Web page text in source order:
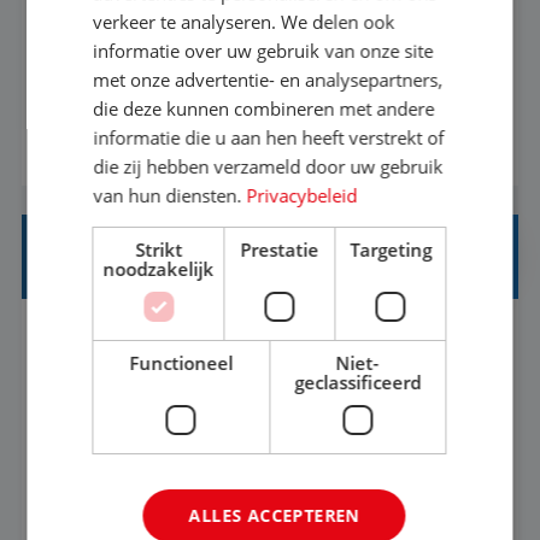
Als Stagiaire Business Intelligence ga je de
informatiebehoefte van verschillende interne
afdelingen specificeren. Aan de hand van deze
informatiebehoefte ga je BI-producten zoals
adviezen, rapportages en dashboards
ontwikkelen, aanpassen en leveren. Deze
producten ontwikkel je door middel van de data
uit ons datawa...
BEKIJK VACATURE
INKOPER VAKANTIES
Nijmegen Baan 33-36 uur MBO
Jij vindt de mooiste plekjes ter wereld en geeft
eenoudergezinnen én singles de meest
onvergetelijke vakanties van hun leven, hoe gaaf
is dat? Ben jij de commerciële professional die
verkeer te analyseren. We delen ook
informatie over uw gebruik van onze site
met onze advertentie- en analysepartners,
die deze kunnen combineren met andere
informatie die u aan hen heeft verstrekt of
die zij hebben verzameld door uw gebruik
van hun diensten. Privacybeleid
Strikt
noodzakelijk
Prestatie Targeting
Functioneel
Niet-
geclassificeerd
ALLES ACCEPTEREN